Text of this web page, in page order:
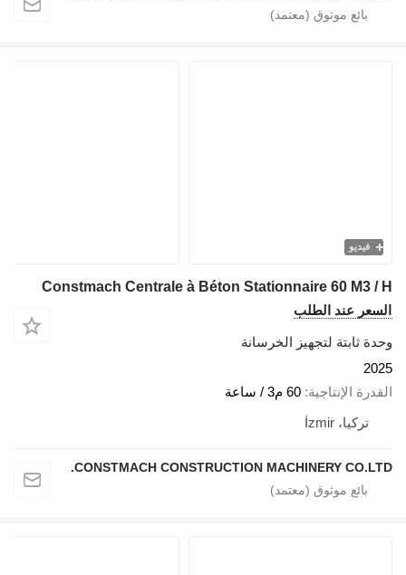
فيديو
Constmach Centrale à Béton Stationnaire 60 M3 / H
السعر عند الطلب
وحدة ثابتة لتجهيز الخرسانة
2025
القدرة الإنتاجية 60 م3 / ساعة
تركيا، İzmir
CONSTMACH CONSTRUCTION MACHINERY CO.LTD.